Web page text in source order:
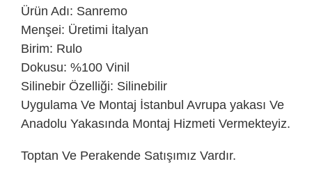
Ürün Adı: Sanremo
Menşei: Üretimi İtalyan
Birim: Rulo
Dokusu: %100 Vinil
Silinebir Özelliği: Silinebilir
Uygulama Ve Montaj İstanbul Avrupa yakası Ve
Anadolu Yakasında Montaj Hizmeti Vermekteyiz.
Toptan Ve Perakende Satışımız Vardır.